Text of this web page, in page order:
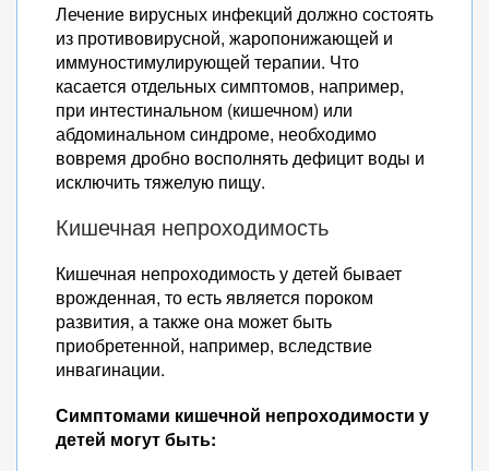
Лечение вирусных инфекций должно состоять
из противовирусной, жаропонижающей и
иммуностимулирующей терапии. Что
касается отдельных симптомов, например,
при интестинальном (кишечном) или
абдоминальном синдроме, необходимо
вовремя дробно восполнять дефицит воды и
исключить тяжелую пищу.
Кишечная непроходимость
Кишечная непроходимость у детей бывает
врожденная, то есть является пороком
развития, а также она может быть
приобретенной, например, вследствие
инвагинации.
Симптомами кишечной непроходимости у
детей могут быть: